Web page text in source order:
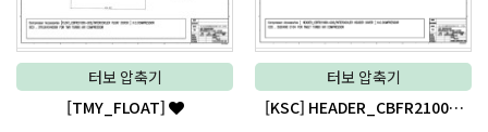
터보 압축기
[TMY_FLOAT]
터보 압축기
[KSC] HEADER_CBFR21000-